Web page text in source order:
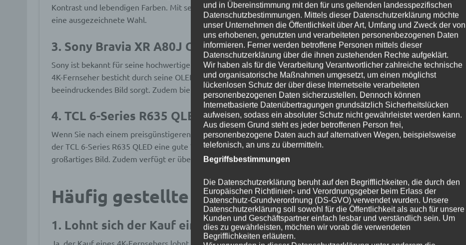
Kontrast und lebendigen Farben. Mit seiner niedrigen Latenzzeit und dem Game Mode ist er auch für Spieler
eine ausgezeichnete Wahl.
3. Sony Bravia XR A80J OLED
Sony ist bekannt für seine hochwertigen Fernseher, und der Bravia XR A80J OLED ist keine Ausnahme. Dieser
4K-Fernseher besticht durch seine OLED-Technologie und Sonys XR Cognitive Processor, der für ein
beeindruckendes Bild sorgt. Zudem bietet er eine hervorragende Klangqualität dank Acoustic Surface Audio.
4. TCL 6-Series R635 QLED
Wenn Sie nach einem preisgünstigeren 4K-Fernseher suchen, der dennoch eine hohe Bildqualität bietet, ist
der TCL 6-Series R635 QLED eine gute Wahl. Dieser TV nutzt QLED-Technologie und Mini-LEDs für ein
großartiges Bild. Zudem verfügt er über den Roku Smart TV, der Zugang zu vielen Streaming-Diensten bietet.
Häufig gestellte Fragen (FAQs)
1. Lohnt sich der Kauf eines 4K-Fernsehers?
und in Übereinstimmung mit den für uns geltenden landesspezifischen
Datenschutzbestimmungen. Mittels dieser Datenschutzerklärung möchte
unser Unternehmen die Öffentlichkeit über Art, Umfang und Zweck der von
uns erhobenen, genutzten und verarbeiteten personenbezogenen Daten
informieren. Ferner werden betroffene Personen mittels dieser
Datenschutzerklärung über die ihnen zustehenden Rechte aufgeklärt.
Wir haben als für die Verarbeitung Verantwortlicher zahlreiche technische
und organisatorische Maßnahmen umgesetzt, um einen möglichst
lückenlosen Schutz der über diese Internetseite verarbeiteten
personenbezogenen Daten sicherzustellen. Dennoch können
Internetbasierte Datenübertragungen grundsätzlich Sicherheitslücken
aufweisen, sodass ein absoluter Schutz nicht gewährleistet werden kann.
Aus diesem Grund steht es jeder betroffenen Person frei,
personenbezogene Daten auch auf alternativen Wegen, beispielsweise
telefonisch, an uns zu übermitteln.
Begriffsbestimmungen
Die Datenschutzerklärung beruht auf den Begrifflichkeiten, die durch den
Europäischen Richtlinien- und Verordnungsgeber beim Erlass der
Datenschutz-Grundverordnung (DS-GVO) verwendet wurden. Unsere
Datenschutzerklärung soll sowohl für die Öffentlichkeit als auch für unsere
Kunden und Geschäftspartner einfach lesbar und verständlich sein. Um
dies zu gewährleisten, möchten wir vorab die verwendeten
Begrifflichkeiten erläutern.